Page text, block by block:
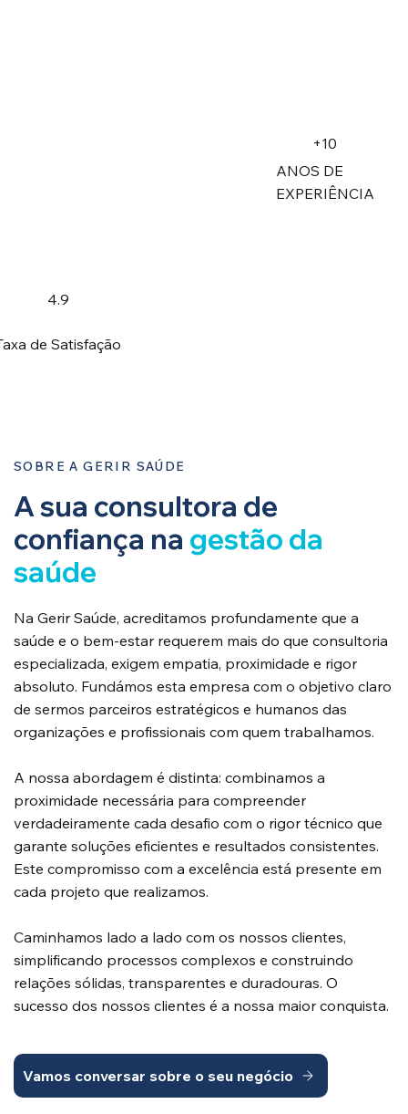
+10
ANOS DE
EXPERIÊNCIA
4.9
de Satisfação
SOBRE A GERIR SAÚDE
A sua consultora de
confiança na gestão da
saúde
Na Gerir Saúde, acreditamos profundamente que a
saúde e o bem-estar requerem mais do que consultoria
especializada, exigem empatia, proximidade e rigor
absoluto. Fundámos esta empresa com o objetivo claro
de sermos parceiros estratégicos e humanos das
organizações e profissionais com quem trabalhamos.
A nossa abordagem é distinta: combinamos a
proximidade necessária para compreender
verdadeiramente cada desafio com o rigor técnico que
garante soluções eficientes e resultados consistentes.
Este compromisso com a excelência está presente em
cada projeto que realizamos.
Caminhamos lado a lado com os nossos clientes,
simplificando processos complexos e construindo
relações sólidas, transparentes e duradouras. O
sucesso dos nossos clientes é a nossa maior conquista.
Vamos conversar sobre o seu negócio